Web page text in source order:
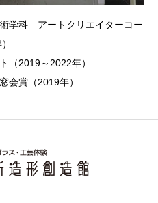
学科 アートクリエイターコー
（2019～2022年）
会賞（2019年）